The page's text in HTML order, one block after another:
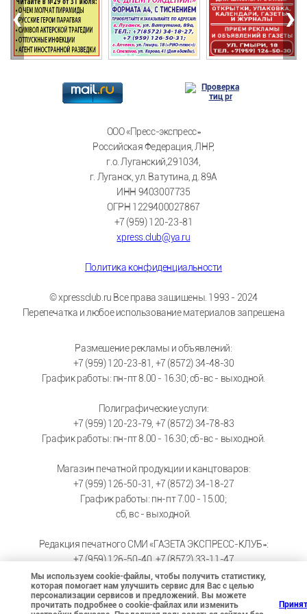
‹ ›
ООО «Пресс-экспресс»
Российская Федерация, ЛНР,
г.о. Луганский,291034,
г. Луганск, ул. Ватутина, д. 89А
ИНН 9403007735
ОГРН 1229400027867
+7 (959) 120-23-81
xpress.club@ya.ru
Политика конфиденциальности
© xpressclub.ru Все права защищены. 1993 - 2024
Перепечатка и любое использование материалов запрещена
Размещение рекламы и объявлений:
+7 (959) 120-23-81, +7 (8572) 34-48-30
График работы: пн-пт 8.00 - 16.30; сб-вс - выходной.
Полиграфические услуги:
+7 (959) 120-23-79, +7 (8572) 34-78-83
График работы: пн-пт 8.00 - 16.30; сб-вс - выходной.
Магазин печатной продукции и канцтоваров:
+7 (959) 126-50-31, +7 (8572) 34-18-27
График работы: пн-пт 7.00 - 15.00;
сб, вс - выходной.
Редакция печатного СМИ «ГАЗЕТА ЭКСПРЕСС-КЛУБ»:
+7 (959) 126-50-40, +7 (8572) 33-11-47
График работы: пн-пт 9.00 - 17.30; сб-вс - выходной.
ВК магазинhttps://vk.com/pressa_optom
Мы используем cookie-файлы, чтобы получить статистику,
которая помогает нам улучшить сервис для Вас с целью
персонализации сервисов и предложений. Вы можете
прочитать подробнее о cookie-файлах или изменить